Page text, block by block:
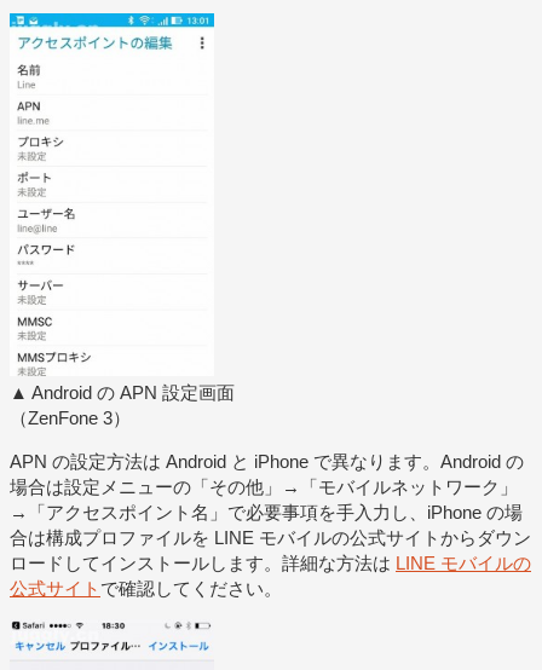
▲ Android の APN 設定画面
（ZenFone 3）
APN の設定方法は Android と iPhone で異なります。Android の
場合は設定メニューの「その他」→「モバイルネットワーク」
→「アクセスポイント名」で必要事項を手入力し、iPhone の場
合は構成プロファイルを LINE モバイルの公式サイトからダウン
ロードしてインストールします。詳細な方法は LINE モバイルの
公式サイト で確認してください。